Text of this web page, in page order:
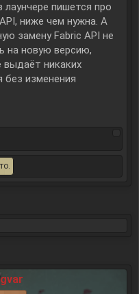
лаунчере пишется про
ниже чем нужна. А
замену Fabric API не
на новую версию,
выдаёт никаких
без изменения